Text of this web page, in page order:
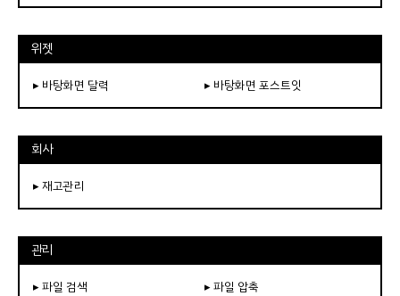
위젯
▸ 바탕화면 달력 ▸ 바탕화면 포스트잇
회사
▸ 재고관리
관리
▸ 파일 검색
▸ 파일 압축